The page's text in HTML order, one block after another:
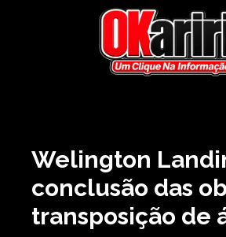
Welington
conclusão das
transposição de